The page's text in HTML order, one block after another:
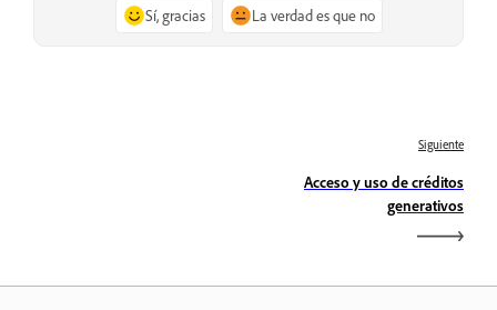
Sí, gracias La verdad es que no
Siguiente
Acceso y uso de créditos
generativos